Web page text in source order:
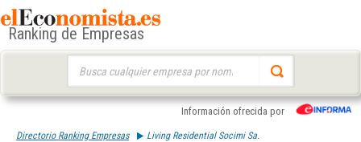
Ranking de Empresas
Información ofrecida por
Directorio Ranking Empresas Living Residential Socimi Sa.